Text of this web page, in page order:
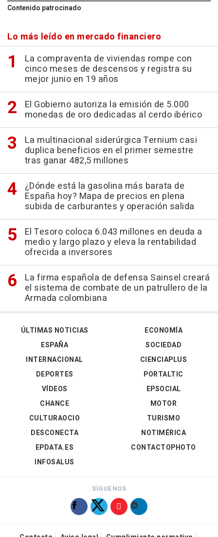
Contenido patrocinado
Lo más leído en mercado financiero
La compraventa de viviendas rompe con
cinco meses de descensos y registra su
mejor junio en 19 años
El Gobierno autoriza la emisión de 5.000
monedas de oro dedicadas al cerdo ibérico
La multinacional siderúrgica Ternium casi
duplica beneficios en el primer semestre
tras ganar 482,5 millones
¿Dónde está la gasolina más barata de
España hoy? Mapa de precios en plena
subida de carburantes y operación salida
El Tesoro coloca 6.043 millones en deuda a
medio y largo plazo y eleva la rentabilidad
ofrecida a inversores
La firma española de defensa Sainsel creará
el sistema de combate de un patrullero de la
Armada colombiana
ÚLTIMAS NOTICIAS
ESPAÑA
INTERNACIONAL
DEPORTES
VÍDEOS
ECONOMÍA
SOCIEDAD
CIENCIAPLUS
PORTALTIC
EPSOCIAL
CHANCE
CULTURAOCIO
DESCONECTA
EPDATA.ES
INFOSALUS
MOTOR
TURISMO
NOTIMÉRICA
CONTACTOPHOTO
SÍGUENOS